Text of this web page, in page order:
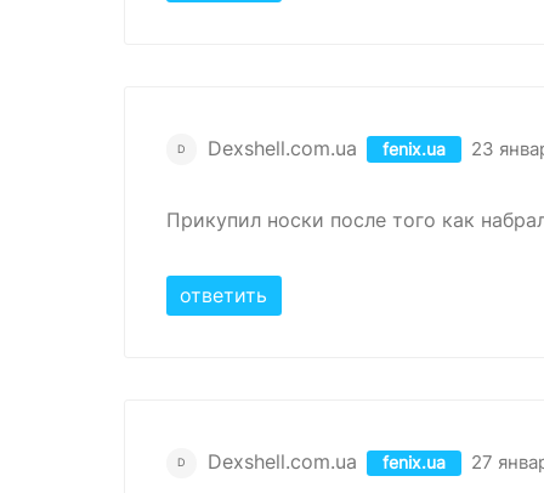
D Dexshell.com.ua fenix.ua 23
Прикупил носки после того как
ответить
D Dexshell.com.ua fenix.ua 27